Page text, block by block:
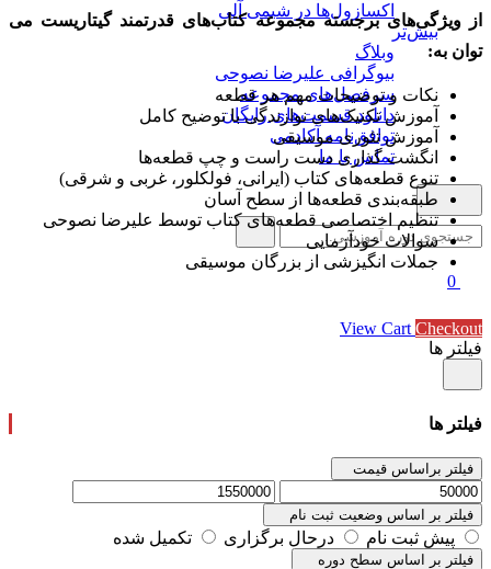
اکسازول‌ها در شیمی آلی
بیش‌تر
وبلاگ
بیوگرافی علیرضا نصوحی
سرفصل‌های مجموعه
دانلود قسمت‌های رایگان
توافق‌نامه آکادمی
تماس با ما
0
View Cart Checkout
از ویژگی‌های برجسته مجموعه کتاب‌های قدرتمند گیتاریست می
توان به:
نکات و توضیحات مهم هر قطعه
آموزش تکنیک‌های نوازندگی با توضیح کامل
آموزش تئوری موسیقی
انگشت گذاری دست راست و چپ قطعه‌ها
تنوع قطعه‌های کتاب (ایرانی، فولکلور، غربی و شرقی)
طبقه‌بندی قطعه‌ها از سطح آسان
تنظیم اختصاصی قطعه‌های کتاب توسط علیرضا نصوحی
سوالات خودآزمایی
جملات انگیزشی از بزرگان موسیقی
فیلتر ها
فیلتر ها
فیلتر براساس قیمت
فیلتر بر اساس وضعیت ثبت نام
پیش ثبت نام درحال برگزاری تکمیل شده
فیلتر بر اساس سطح دوره